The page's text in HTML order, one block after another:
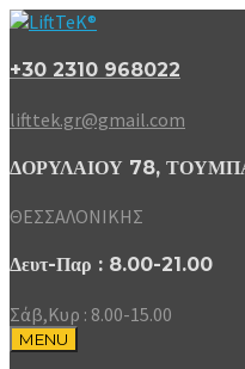
+30 2310 968022
lifttek.gr@gmail.com
ΔΟΡΥΛΑΙΟΥ 78,
ΘΕΣΣΑΛΟΝΙΚΗΣ
Δευτ-Παρ : 8.00-21.00
Σάβ,Κυρ : 8.00-15.00
MENU